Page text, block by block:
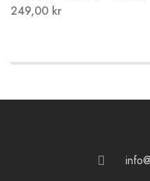
249,00 kr